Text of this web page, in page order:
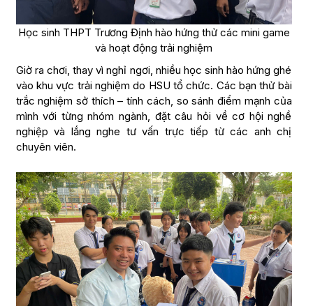
Học sinh THPT Trương Định hào hứng thử các mini game
và hoạt động trải nghiệm
Giờ ra chơi, thay vì nghỉ ngơi, nhiều học sinh hào hứng ghé
vào khu vực trải nghiệm do HSU tổ chức. Các bạn thử bài
trắc nghiệm sở thích – tính cách, so sánh điểm mạnh của
mình với từng nhóm ngành, đặt câu hỏi về cơ hội nghề
nghiệp và lắng nghe tư vấn trực tiếp từ các anh chị
chuyên viên.